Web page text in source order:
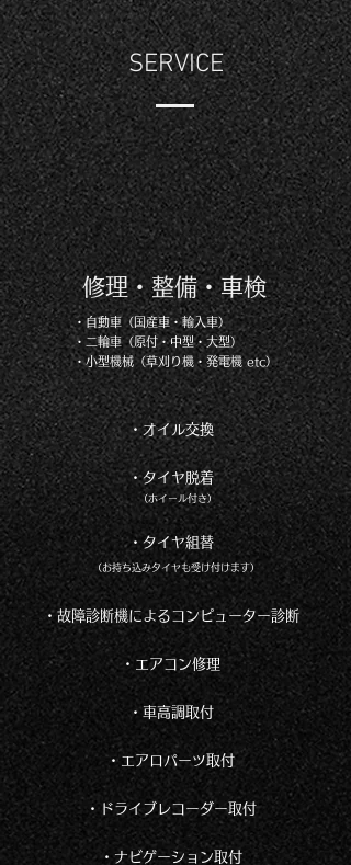
SERVICE
修理・整備・車検
・自動車（国産車・輸入車）
・二輪車（原付・中型・大型）
・小型機械（草刈り機・発電機 etc）
・オイル交換
・タイヤ脱着
（ホイール付き）
・タイヤ組替
（お持ち込みタイヤも受け付けます）
・故障診断機によるコンピューター診断
・エアコン修理
・車高調取付
・エアロパーツ取付
・ドライブレコーダー取付
・ナビゲーション取付